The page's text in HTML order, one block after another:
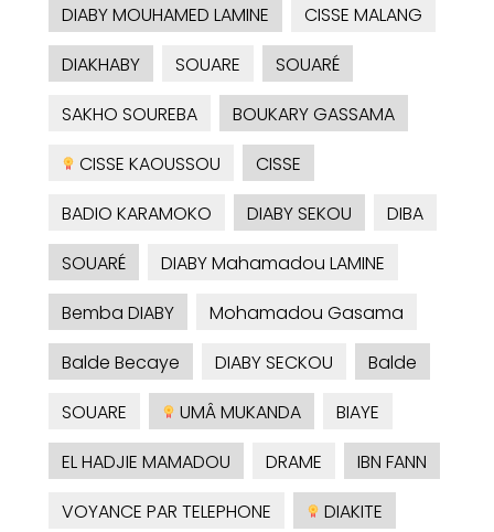
DIABY MOUHAMED LAMINE
CISSE MALANG
DIAKHABY
SOUARE
SOUARÉ
SAKHO SOUREBA
BOUKARY GASSAMA
CISSE KAOUSSOU
CISSE
BADIO KARAMOKO
DIABY SEKOU
DIBA
SOUARÉ
DIABY Mahamadou LAMINE
Bemba DIABY
Mohamadou Gasama
Balde Becaye
DIABY SECKOU
Balde
SOUARE
UMÂ MUKANDA
BIAYE
EL HADJIE MAMADOU
DRAME
IBN FANN
VOYANCE PAR TELEPHONE
DIAKITE